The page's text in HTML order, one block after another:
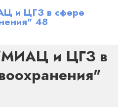
и ЦГЗ в сфере
48
и ЦГЗ в